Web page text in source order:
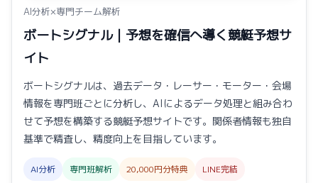
AI分析×専門チーム解析
ボートシグナル｜予想を確信へ導く競艇予想サ
イト
ボートシグナルは、過去データ・レーサー・モーター・会場
情報を専門班ごとに分析し、AIによるデータ処理と組み合わ
せて予想を構築する競艇予想サイトです。関係者情報も独自
基準で精査し、精度向上を目指しています。
AI分析 専門班解析 20,000円分特典 LINE完結